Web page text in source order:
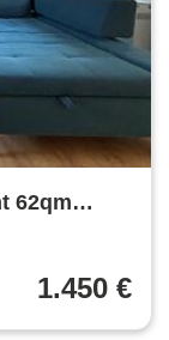
62qm
1.450 €